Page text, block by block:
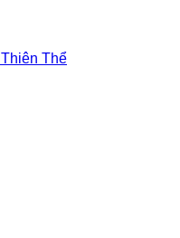
Thiên Thể